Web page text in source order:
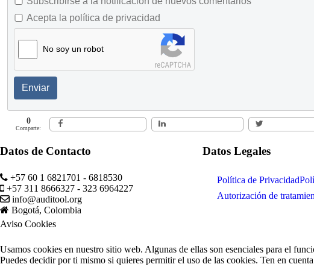
Acepta la política de privacidad
No soy un robot
Enviar
0
Comparte:
Datos de Contacto
+57 60 1 6821701 - 6818530
+57 311 8666327 - 323 6964227
info@auditool.org
Bogotá, Colombia
Datos Legales
Política de Privacidad
Autorización de
Aviso Cookies
Usamos cookies en nuestro sitio web. Algunas de ellas son esenciales para el
Puedes decidir por ti mismo si quieres permitir el uso de las cookies. Ten en